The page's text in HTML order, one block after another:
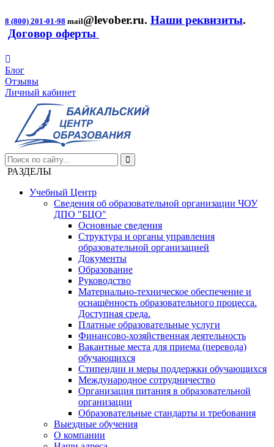
8 (800) 201-01-98 mail@levober.ru. Наши реквизиты.
Договор оферты
Блог
Отзывы
Личный кабинет
РАЗДЕЛЫ
Учебный Центр
Сведения об образовательной организации ЧОУ
ДПО "БЦО"
Основные сведения
Структура и органы управления
образовательной организацией
Документы
Образование
Руководство
Материально-техническое обеспечение и
оснащённость образовательного процесса.
Доступная среда.
Платные образовательные услуги
Финансово-хозяйственная деятельность
Вакантные места для приема (перевода)
обучающихся
Стипендии и меры поддержки обучающихся
Международное сотрудничество
Организация питания в образовательной
организации
Образовательные стандарты и требования
Выездные обучения
О компании